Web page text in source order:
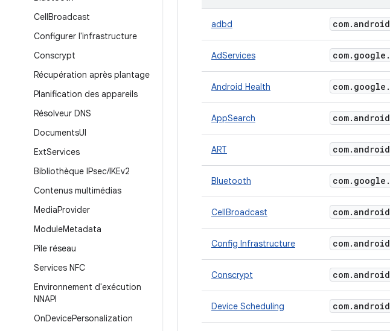
CellBroadcast
Configurer l'infrastructure
Conscrypt
Récupération après plantage
Planification des appareils
Résolveur DNS
DocumentsUI
ExtServices
Bibliothèque IPsec/IKEv2
Contenus multimédias
MediaProvider
ModuleMetadata
Pile réseau
Services NFC
Environnement d'exécution
NNAPI
OnDevicePersonalization
adbd com.android
AdServices com. google .
Android Health com. google .
AppSearch com.android
ART com.android
Bluetooth com. google .
CellBroadcast com.android
Config Infrastructure com.android
Conscrypt com.android
Device Scheduling com.android